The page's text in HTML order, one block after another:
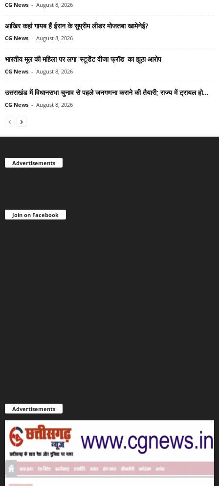
CG News - August 8, 2026
आखिर कहां गायब हैं ईरान के सुप्रीम लीडर मोजतबा खामेनेई?
CG News - August 8, 2026
भारतीय मूल की महिला पर लगा ‘स्टूडेंट वीजा फ्रॉड’ का झूठा आरोप
CG News - August 8, 2026
उत्तराखंड में विधानसभा चुनाव से पहले जनगणना कराने की तैयारी; राज्य में ट्रायल हो...
CG News - August 8, 2026
Advertisements
Join on Facebook
Advertisements